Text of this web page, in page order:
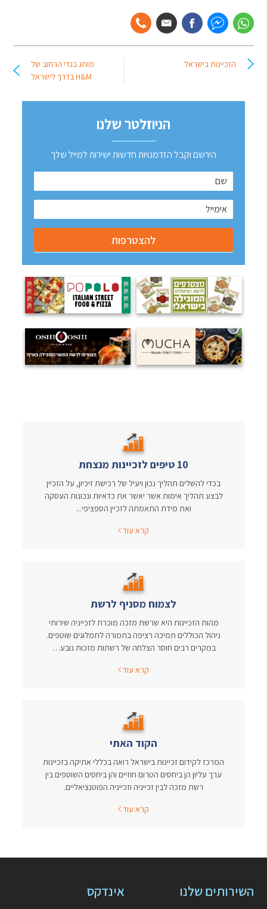
הזכיינות בישראל
מותג בגדי הרחוב של
H&M בדרך לישראל
הניוזלטר שלנו
הירשם וקבל הזדמנויות חדשות ישירות למייל שלך
בכדי להשלים תהליך נכון ויעיל של רכישת זיכיון, על הזכיין
לבצע תהליך אימות אשר יאשר את כדאיות ונכונות העסקה
ואת מידת התאמתה לזכיין הספציפי...
קרא עוד
לצמוח מסניף לרשת
מהות הזכיינות היא שרשת מזכה מוכרת לזכייניה שירותי
ניהול הכוללים תמיכה רציפה בתמורה לתמלוגים שוטפים.
במקרים רבים חוסר הצלחה של רשתות מזכות נובע…
קרא עוד
הקוד האתי
המרכז לקידום זכיינות בישראל רואה בכללי אתיקה בזכיינות
ערך עליון הן ביחסים הטרום חוזיים והן ביחסים השוטפים בין
רשת מזכה לבין זכייניה וזכייניה הפוטנציאליים.
קרא עוד
השירותים שלנו אינדקס